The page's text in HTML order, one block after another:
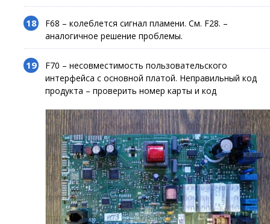
F68 – колеблется сигнал пламени. См. F28. –
аналогичное решение проблемы.
F70 – несовместимость пользовательского
интерфейса с основной платой. Неправильный код
продукта – проверить номер карты и код